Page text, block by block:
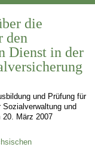
die
den
Dienst in der
und Prüfung für
und
20. März 2007